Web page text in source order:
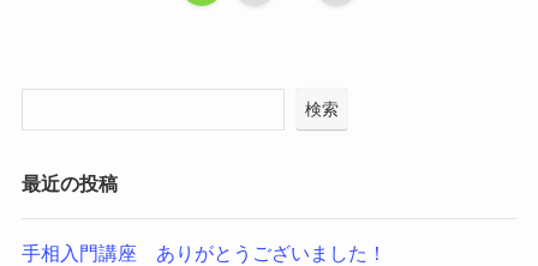
検索
最近の投稿
手相入門講座 ありがとうございました！